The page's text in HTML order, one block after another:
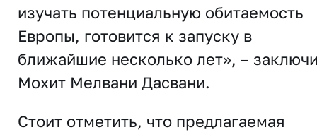
изучать потенциальную обитаемость
Европы, готовится к запуску в
ближайшие несколько лет», –
Мохит Мелвани Дасвани.
Стоит отметить, что предлагаемая